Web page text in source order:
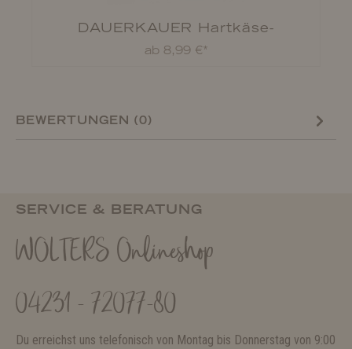
DAUERKAUER Hartkäse-
Kauknochen Blaubeere
ab 8,99 €*
BEWERTUNGEN (0)
SERVICE & BERATUNG
WOLTERS Onlineshop
04231 - 72077-80
Du erreichst uns telefonisch von Montag bis Donnerstag von 9:00